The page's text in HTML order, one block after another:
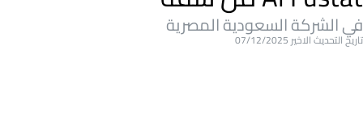
في الشركة السعودية المصرية
تاريخ التحديث الاخير 07/12/2025